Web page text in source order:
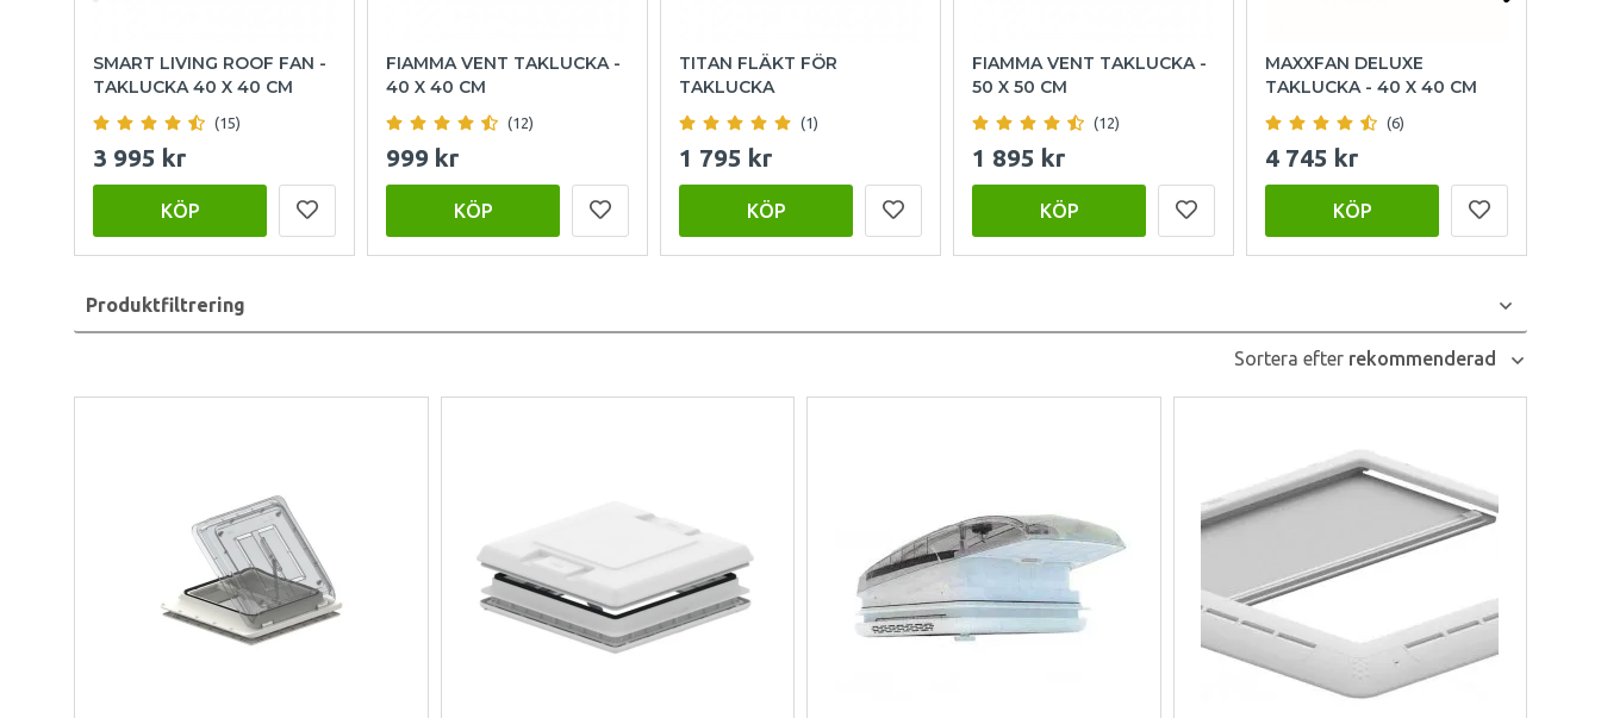
SMART LIVING ROOF FAN -
TAKLUCKA 40 X 40 CM
(15)
3 995 kr
KÖP
FIAMMA VENT TAKLUCKA -
40 X 40 CM
(12)
999 kr
KÖP
TITAN FLÄKT FÖR
TAKLUCKA
(1)
1 795 kr
KÖP
FIAMMA VENT TAKLUCKA -
50 X 50 CM
(12)
1 895 kr
KÖP
MAXXFAN DELUXE
TAKLUCKA - 40 X 40 CM
(6)
4 745 kr
KÖP
Produktfiltrering
Sortera efter rekommenderad